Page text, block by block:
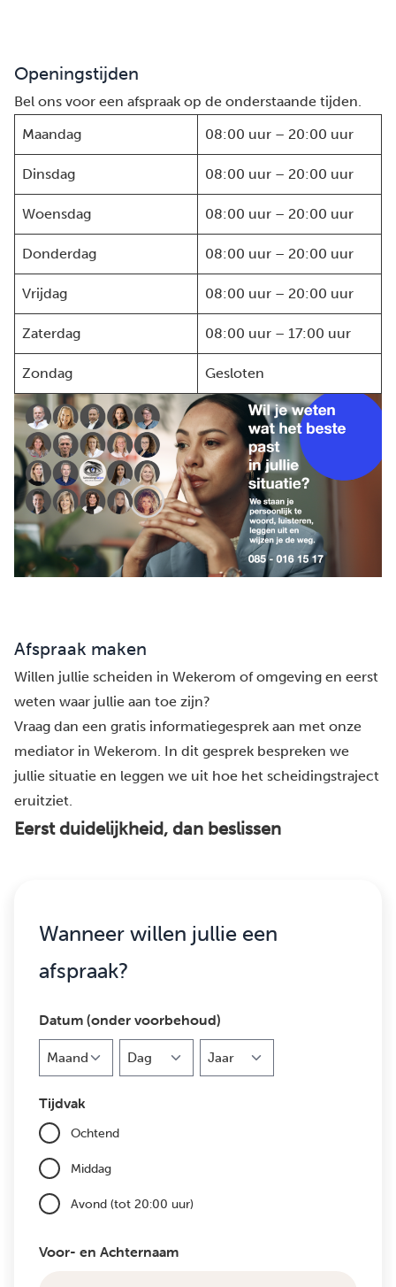
Openingstijden
Bel ons voor een afspraak op de onderstaande tijden.
Maandag
08:00 uur – 20:00 uur
Dinsdag 08:00 uur – 20:00 uur
Woensdag 08:00 uur – 20:00 uur
Donderdag 08:00 uur – 20:00 uur
Vrijdag 08:00 uur – 20:00 uur
Zaterdag 08:00 uur – 17:00 uur
Zondag Gesloten
Afspraak maken
Willen jullie scheiden in Wekerom of omgeving en eerst
weten waar jullie aan toe zijn?
Vraag dan een gratis informatiegesprek aan met onze
mediator in Wekerom. In dit gesprek bespreken we
jullie situatie en leggen we uit hoe het scheidingstraject
eruitziet.
Eerst duidelijkheid, dan beslissen
Wanneer willen jullie een
afspraak?
Datum (onder voorbehoud)
Tijdvak
Ochtend
Middag
Avond (tot 20:00 uur)
Voor- en Achternaam